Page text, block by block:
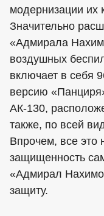
модернизации их
Значительно
«Адмирала
воздушных
включает в себя
версию
АК-130,
также, по всей
Впрочем, все это
защищенность
«Адмирал
защиту.